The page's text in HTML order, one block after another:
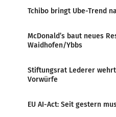
Tchibo bringt Ube-Trend
McDonald’s baut neues
Waidhofen/Ybbs
Stiftungsrat Lederer
Vorwürfe
EU AI-Act: Seit gestern